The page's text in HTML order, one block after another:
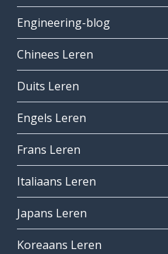
Engineering-blog
Chinees Leren
Duits Leren
Engels Leren
Frans Leren
Italiaans Leren
Japans Leren
Koreaans Leren